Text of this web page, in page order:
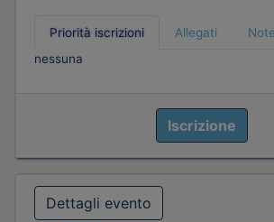
Priorità iscrizioni Allegati
Note
nessuna
Iscrizione
Dettagli evento